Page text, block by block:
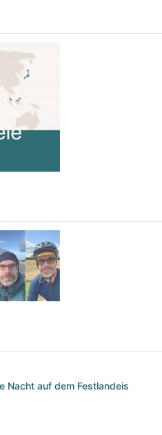
Nacht auf dem Festlandeis